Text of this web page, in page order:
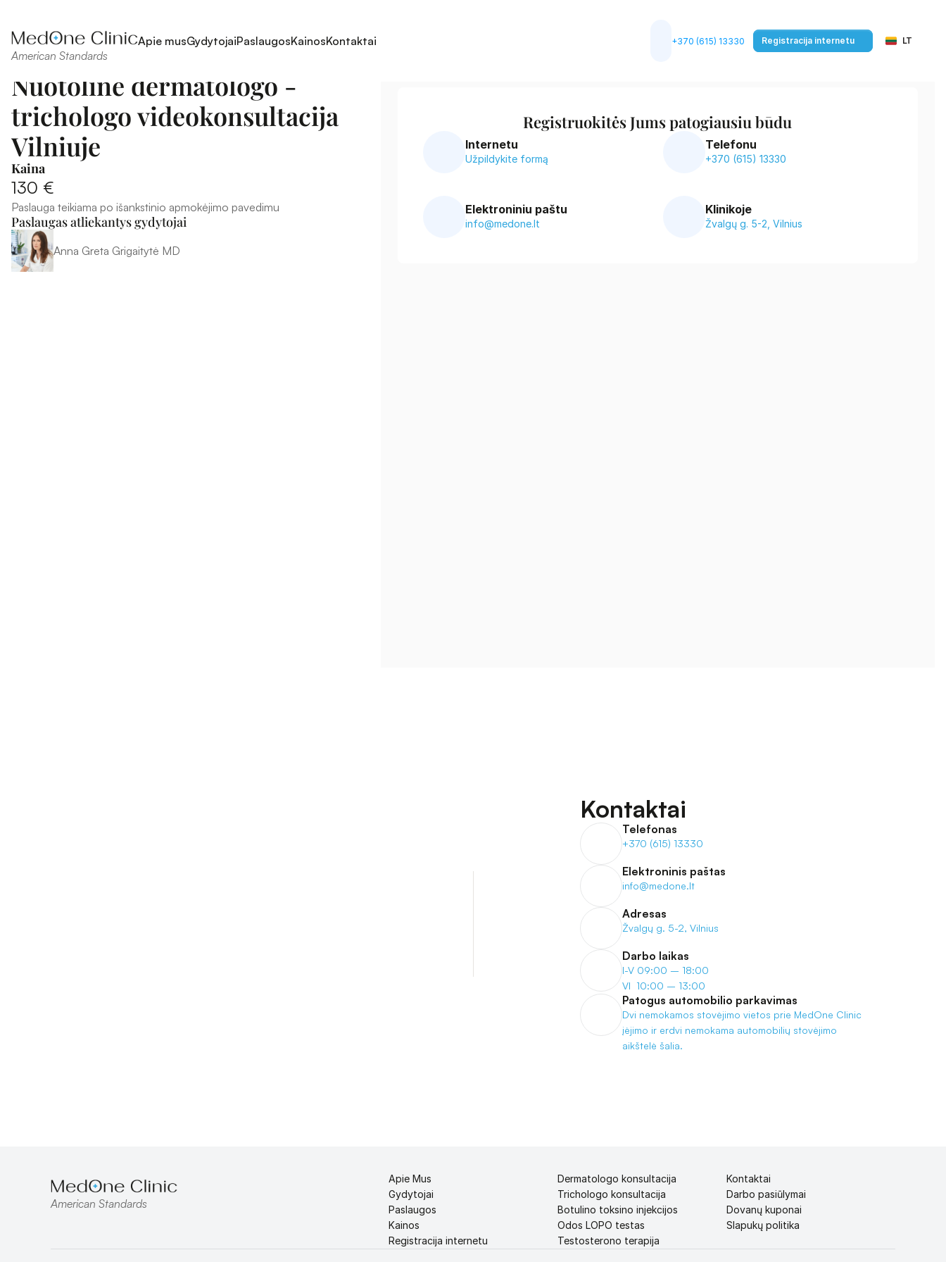
American Standards
Apie musGydytojaiPaslaugosKainosKontaktai +370 (615) 13330 Registracija internetu
Select Language
LT
Nuotolinė dermatologo -
trichologo videokonsultacija
Vilniuje
Kaina
130 €
Paslauga teikiama po išankstinio apmokėjimo pavedimu
Paslaugas atliekantys gydytojai
Anna Greta Grigaitytė MD
Registruokitės Jums patogiausiu būdu
Internetu
Užpildykite formą
Telefonu
+370 (615) 13330
Elektroniniu paštu
info@medone.lt
Klinikoje
Žvalgų g. 5-2, Vilnius
Kontaktai
Telefonas
+370 (615) 13330
Elektroninis paštas
info@medone.lt
Adresas
Žvalgų g. 5-2, Vilnius
Darbo laikas
I-V 09:00 – 18:00
VI  10:00 – 13:00
Patogus automobilio parkavimas
Dvi nemokamos stovėjimo vietos prie MedOne Clinic
įėjimo ir erdvi nemokama automobilių stovėjimo
aikštelė šalia.
American Standards
Apie Mus
Gydytojai
Paslaugos
Kainos
Registracija internetu
Dermatologo konsultacija
Trichologo konsultacija
Botulino toksino injekcijos
Odos LOPO testas
Testosterono terapija
Kontaktai
Darbo pasiūlymai
Dovanų kuponai
Slapukų politika